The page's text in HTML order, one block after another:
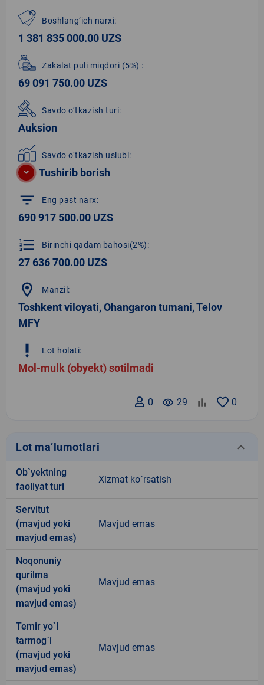
Boshlang‘ich narxi:
1 381 835 000.00 UZS
Zakalat puli miqdori (5%) :
69 091 750.00 UZS
Savdo o‘tkazish turi:
Auksion
Savdo o‘tkazish uslubi:
Tushirib borish
filter_list Eng past narx:
690 917 500.00 UZS
format_list_numbered Birinchi qadam bahosi(2%):
27 636 700.00 UZS
location_on Manzil:
Toshkent viloyati, Ohangaron tumani, Telov
MFY
priority_high Lot holati:
Mol-mulk (obyekt) sotilmadi
0
remove_red_eye 29
0
Lot ma’lumotlari keyboard_arrow_down
Ob`yektning
faoliyat turi
Xizmat ko`rsatish
Servitut
(mavjud yoki
mavjud emas)
Mavjud emas
Noqonuniy
qurilma
(mavjud yoki
mavjud emas)
Mavjud emas
Temir yo`l
tarmog`i
(mavjud yoki
mavjud emas)
Mavjud emas